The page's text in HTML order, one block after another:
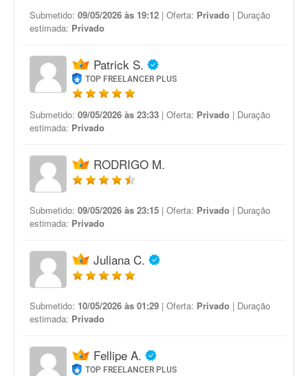
Submetido: 09/05/2026 às 19:12 | Oferta: Privado | Duração
estimada: Privado
Patrick S.
TOP FREELANCER PLUS
Submetido: 09/05/2026 às 23:33 | Oferta: Privado | Duração
estimada: Privado
RODRIGO M.
Submetido: 09/05/2026 às 23:15 | Oferta: Privado | Duração
estimada: Privado
Juliana C.
Submetido: 10/05/2026 às 01:29 | Oferta: Privado | Duração
estimada: Privado
Fellipe A.
TOP FREELANCER PLUS